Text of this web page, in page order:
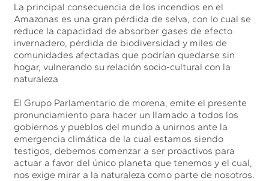
La principal consecuencia de los incendios en el
Amazonas es una gran pérdida de selva, con lo cual se
reduce la capacidad de absorber gases de efecto
invernadero, pérdida de biodiversidad y miles de
comunidades afectadas que podrían quedarse sin
hogar, vulnerando su relación socio-cultural con la
naturaleza
El Grupo Parlamentario de morena, emite el presente
pronunciamiento para hacer un llamado a todos los
gobiernos y pueblos del mundo a unirnos ante la
emergencia climática de la cual estamos siendo
testigos, debemos comenzar a ser proactivos para
actuar a favor del único planeta que tenemos y el cual,
nos exige mirar a la naturaleza como parte de nosotros.